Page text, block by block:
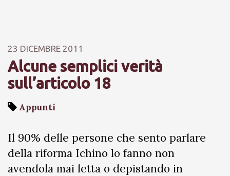
23 DICEMBRE 2011
Alcune semplici verità
sull’articolo 18
Appunti
Il 90% delle persone che sento parlare
della riforma Ichino lo fanno non
avendola mai letta o depistando in